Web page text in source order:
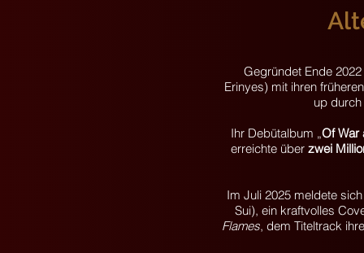
Gegründet Ende
Erinyes) mit ihren
up
​Ihr Debütalbum „Of War
erreichte über zwei
Im Juli 2025 meldete
Sui), ein kraftvolles
Flames, dem Titeltrack